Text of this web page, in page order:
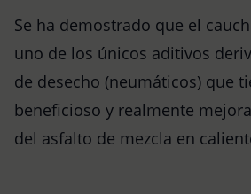
Se ha demostrado que el
uno de los únicos aditivos
de desecho (neumáticos) que
beneficioso y realmente
del asfalto de mezcla en